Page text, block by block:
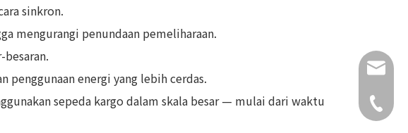
sinkron.
mengurangi penundaan pemeliharaan.
penggunaan energi yang lebih cerdas.
sepeda kargo dalam skala besar — ​​mulai dari waktu
+49